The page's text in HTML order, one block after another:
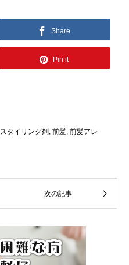
Share
Pin it
スタイリング剤 , 前髪, 前髪アレ